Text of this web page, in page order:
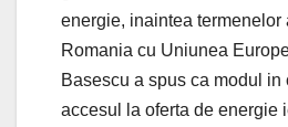
energie, inaintea termenelor
Romania cu Uniunea
Basescu a spus ca modul in
accesul la oferta de energie